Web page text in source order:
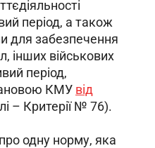
період, а також
для забезпечення
інших військових
період,
КМУ від
– Критерії № 76).
одну норму, яка